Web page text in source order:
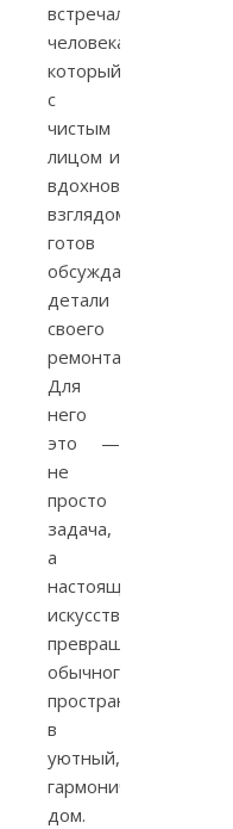
встречали
человека,
который
с
чистым
лицом и
вдохновленным
взглядом
готов
обсуждать
детали
своего
ремонта.
Для
него
это —
не
просто
задача,
а
настоящее
искусство:
превращение
обычного
пространства
в
уютный,
гармоничный
дом.